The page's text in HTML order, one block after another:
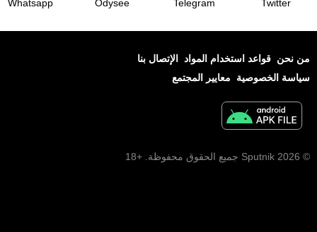
Twitter
Telegram
Odysee
Whatsapp
من نحن قواعد استخدام المواد
الإتصال بنا
سياسة الخصوصية
معايير المجتمع
© 2026 Sputnik جميع الحقوق محفوظة. +18